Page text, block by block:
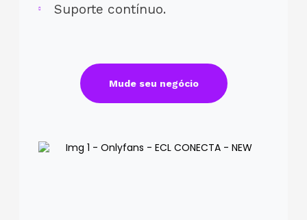
Suporte contínuo.
Mude seu negócio